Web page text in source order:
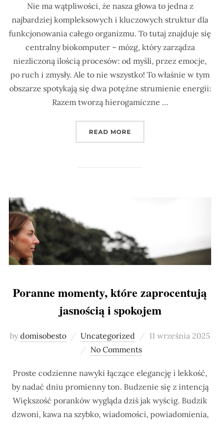
Nie ma wątpliwości, że nasza głowa to jedna z
najbardziej kompleksowych i kluczowych struktur dla
funkcjonowania całego organizmu. To tutaj znajduje się
centralny biokomputer – mózg, który zarządza
niezliczoną ilością procesów: od myśli, przez emocje,
po ruch i zmysły. Ale to nie wszystko! To właśnie w tym
obszarze spotykają się dwa potężne strumienie energii:
Razem tworzą hierogamiczne …
READ MORE
Poranne momenty, które zaprocentują
jasnością i spokojem
bydomisobesto Uncategorized
Posted
11 września 2025
No Comments
Proste codzienne nawyki łączące elegancję i lekkość,
by nadać dniu promienny ton. Budzenie się z intencją
Większość poranków wygląda dziś jak wyścig. Budzik
dzwoni, kawa na szybko, wiadomości, powiadomienia,